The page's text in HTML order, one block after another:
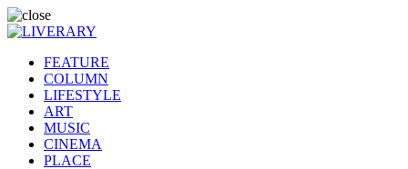
FEATURE
COLUMN
LIFESTYLE
ART
MUSIC
CINEMA
PLACE